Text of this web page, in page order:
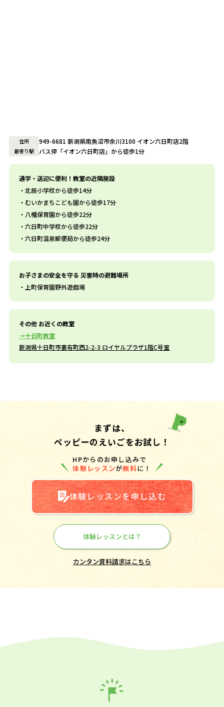
住所 949-6681 新潟県南魚沼市余川3100 イオン六日町店2階
最寄り駅 バス停「イオン六日町店」から徒歩1分
通学・送迎に便利！教室の近隣施設
北辰小学校から徒歩14分
むいかまちこども園から徒歩17分
八幡保育園から徒歩22分
六日町中学校から徒歩22分
六日町温泉郵便局から徒歩24分
お子さまの安全を守る 災害時の避難場所
上町保育園野外遊戯場
その他 お近くの教室
十日町教室
新潟県十日町市妻有町西2-2-3 ロイヤルプラザ1階C号室
まずは、
ペッピーのえいごをお試し！
HPからのお申し込みで
体験レッスンが無料に！
体験レッスンを申し込む
体験レッスンとは？
カンタン資料請求はこちら